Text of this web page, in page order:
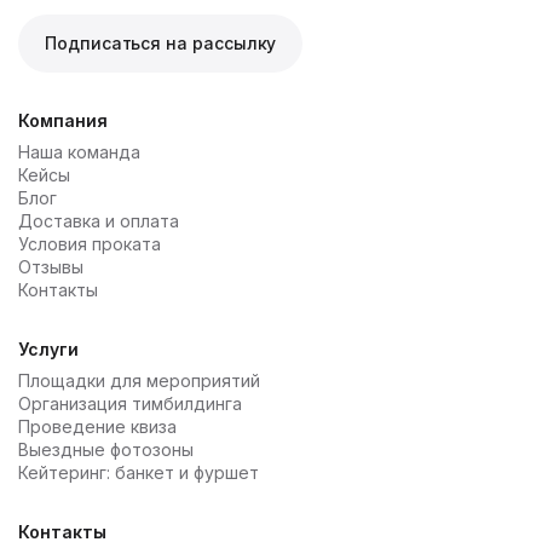
вкус, открывая интересные гастрономические
особенностей события;
комплексное обслуживание – мы предлагаем также
аренду посуды, мебели, декора, помощи в
оформлении помещения и другие дополнительные
услуги.
Подписаться на рассылку
Компания
Наша команда
Кейсы
Блог
Доставка и оплата
Условия проката
Отзывы
Контакты
Услуги
Площадки для мероприятий
Организация тимбилдинга
Проведение квиза
Выездные фотозоны
Кейтеринг: банкет и фуршет
Контакты